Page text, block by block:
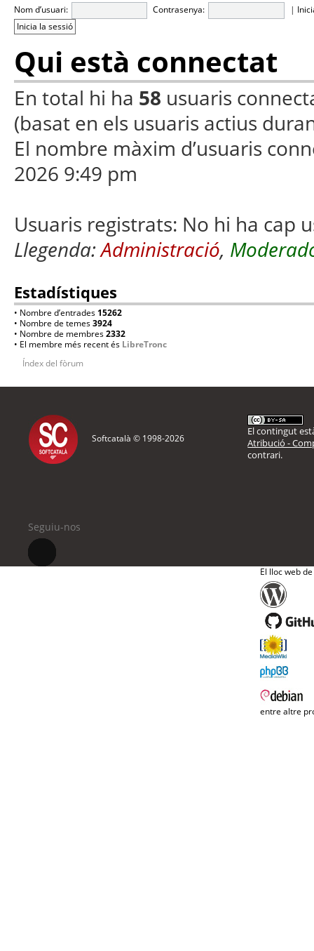
Nom d’usuari: Contrasenya: |
Qui està connectat
En total hi ha 58 usuaris
(basat en els usuaris actius
El nombre màxim d’usuaris
2026 9:49 pm
Usuaris registrats: No hi ha cap
Llegenda:Administració,
Estadístiques
• Nombre d’entrades 15262
• Nombre de temes3924
• Nombre de membres2332
• El membre més recent és LibreTronc
Índex del fòrum
Softcatalà © 1998-2026
El contingut
Atribució -
contrari.
Seguiu-nos
El lloc web
entre altre